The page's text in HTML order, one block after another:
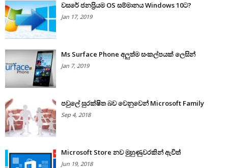
වසරේ ජනප්‍රියම OS සම්මානය Windows 10ට?
Jan 17, 2019
Ms Surface Phone අලුත්ම සංකල්පයක් ලෙසින්
Jan 7, 2019
පවුලේ සුරක්ෂිත බව වෙනුවෙන් Microsoft Family
Sep 4, 2018
Microsoft Store නව මුහුණුවරකින් ඇවිත්
Jun 19, 2018